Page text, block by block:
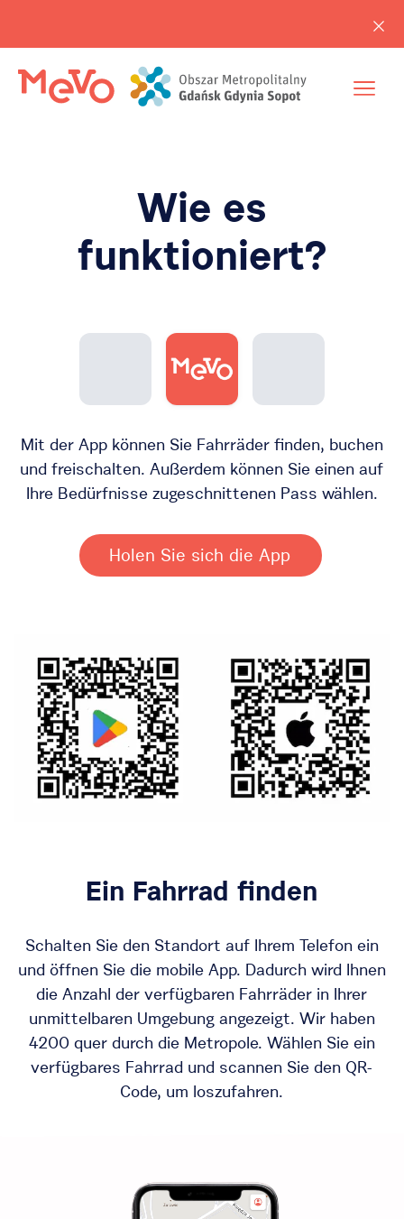
Wie es
funktioniert?
Mit der App können Sie Fahrräder finden, buchen
und freischalten. Außerdem können Sie einen auf
Ihre Bedürfnisse zugeschnittenen Pass wählen.
Holen Sie sich die App
Ein Fahrrad finden
Schalten Sie den Standort auf Ihrem Telefon ein
und öffnen Sie die mobile App. Dadurch wird Ihnen
die Anzahl der verfügbaren Fahrräder in Ihrer
unmittelbaren Umgebung angezeigt. Wir haben
4200 quer durch die Metropole. Wählen Sie ein
verfügbares Fahrrad und scannen Sie den QR-
Code, um loszufahren.